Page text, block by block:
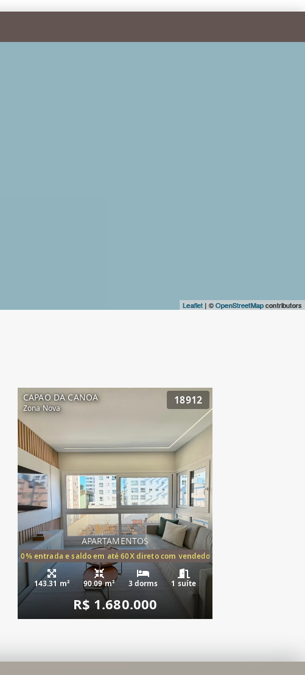
Leaflet | ©OpenStreetMapcontributors
2 Dormitórios,(1suíte)
CAPAO DA CANOA
Zona Nova
18912
APARTAMENTOS
20% entrada e saldo em até 60X direto com vendedor
143.31 m² 90.09 m² 3 dorms 1 suíte
R$ 1.680.000